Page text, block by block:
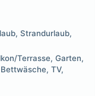
Strandurlaub
Terrasse Garten
Bettwäsche TV